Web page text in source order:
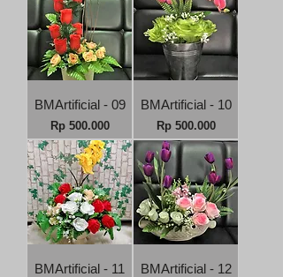
BMArtificial - 09
Harga
Rp 500.000
BMArtificial - 10
Harga
Rp 500.000
BMArtificial - 11 BMArtificial - 12